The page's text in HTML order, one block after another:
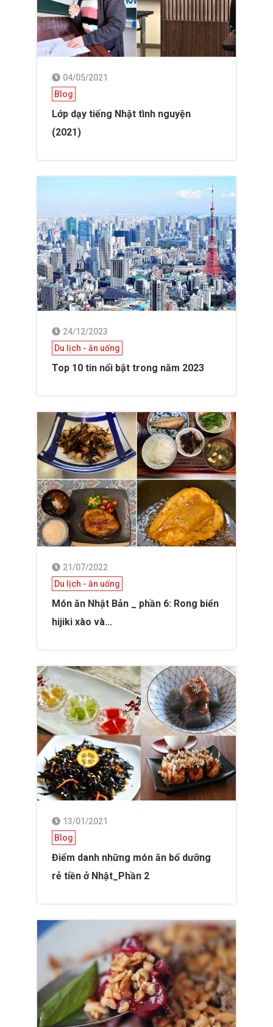
04/05/2021
Blog
Lớp dạy tiếng Nhật tình nguyện
(2021)
24/12/2023
Du lịch - ăn uống
Top 10 tin nổi bật trong năm 2023
21/07/2022
Du lịch - ăn uống
Món ăn Nhật Bản _ phần 6: Rong biển
hijiki xào và...
13/01/2021
Blog
Điểm danh những món ăn bổ dưỡng
rẻ tiền ở Nhật_Phần 2